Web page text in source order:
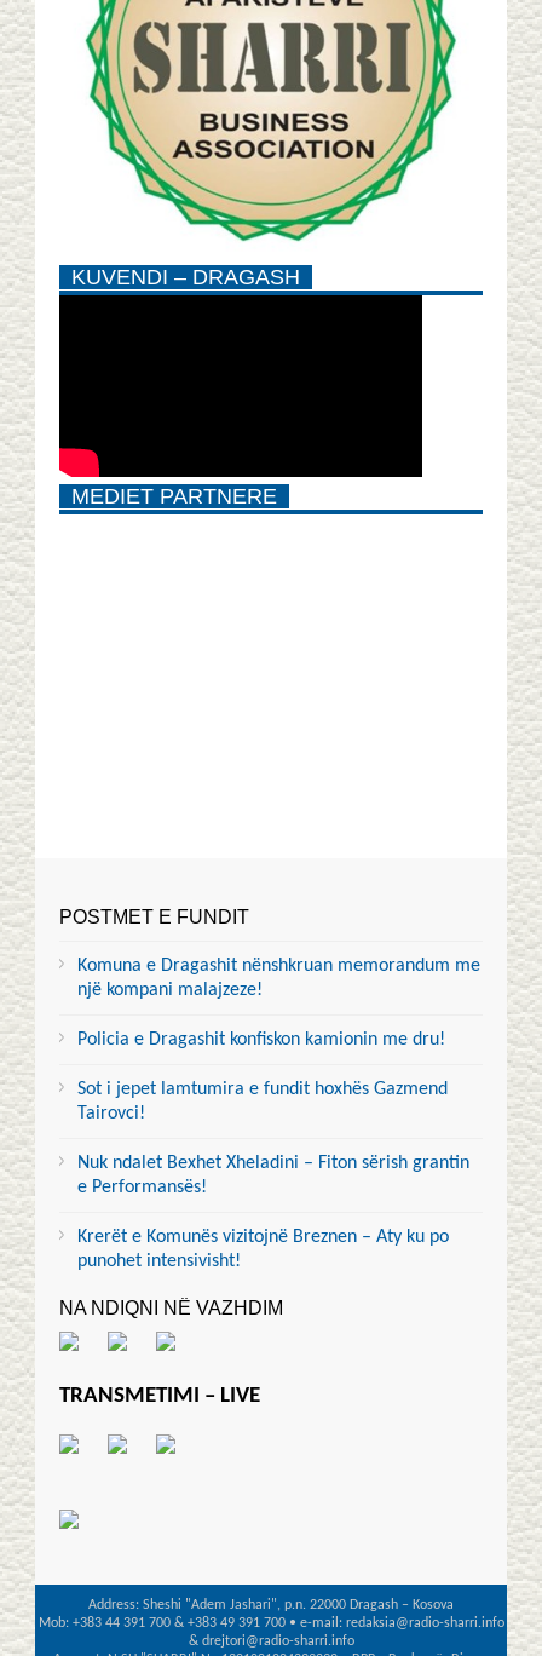
KUVENDI – DRAGASH
MEDIET PARTNERE
POSTMET E FUNDIT
Komuna e Dragashit nënshkruan memorandum me
një kompani malajzeze!
Policia e Dragashit konfiskon kamionin me dru!
Sot i jepet lamtumira e fundit hoxhës Gazmend
Tairovci!
Nuk ndalet Bexhet Xheladini – Fiton sërish grantin
e Performansës!
Krerët e Komunës vizitojnë Breznen – Aty ku po
punohet intensivisht!
NA NDIQNI NË VAZHDIM
TRANSMETIMI – LIVE
Address: Sheshi "Adem Jashari", p.n. 22000 Dragash – Kosova
Mob: +383 44 391 700 & +383 49 391 700 • e-mail: redaksia@radio-sharri.info
& drejtori@radio-sharri.info